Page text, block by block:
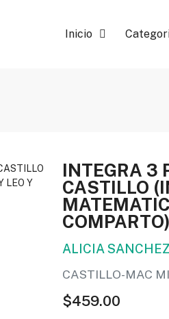
Inicio
INTEGRA 3
CASTILLO
COMPARTO)
ALICIA
CASTILLO-MAC
$459.00